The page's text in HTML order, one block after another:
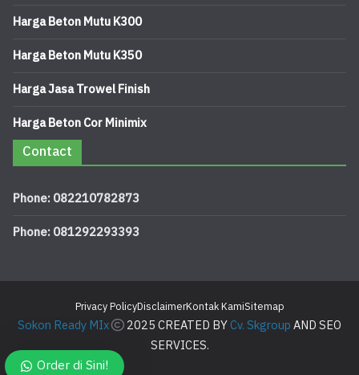
Harga Beton Mutu K300
Harga Beton Mutu K350
Harga Jasa Trowel Finish
Harga Beton Cor Minimix
Contact
Phone: 082210782873
Phone: 081292293393
Privacy PolicyDisclaimerKontak KamiSitemap
Sokon Ready MIx 2025 CREATED BYCv. SkgroupAND SEO
SERVICES.
Order di Sini!